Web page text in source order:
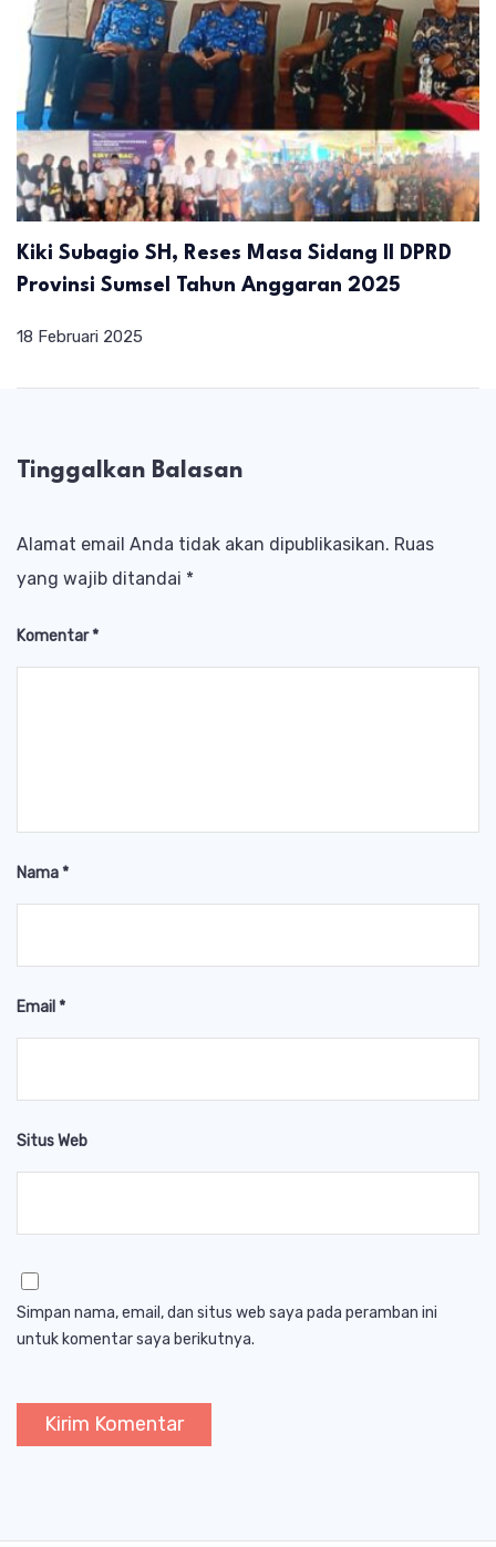
Kiki Subagio SH, Reses Masa Sidang II DPRD
Provinsi Sumsel Tahun Anggaran 2025
18 Februari 2025
Tinggalkan Balasan
Alamat email Anda tidak akan dipublikasikan. Ruas
yang wajib ditandai *
Komentar*
Nama*
Email *
Situs Web
Simpan nama, email, dan situs web saya pada peramban ini
untuk komentar saya berikutnya.